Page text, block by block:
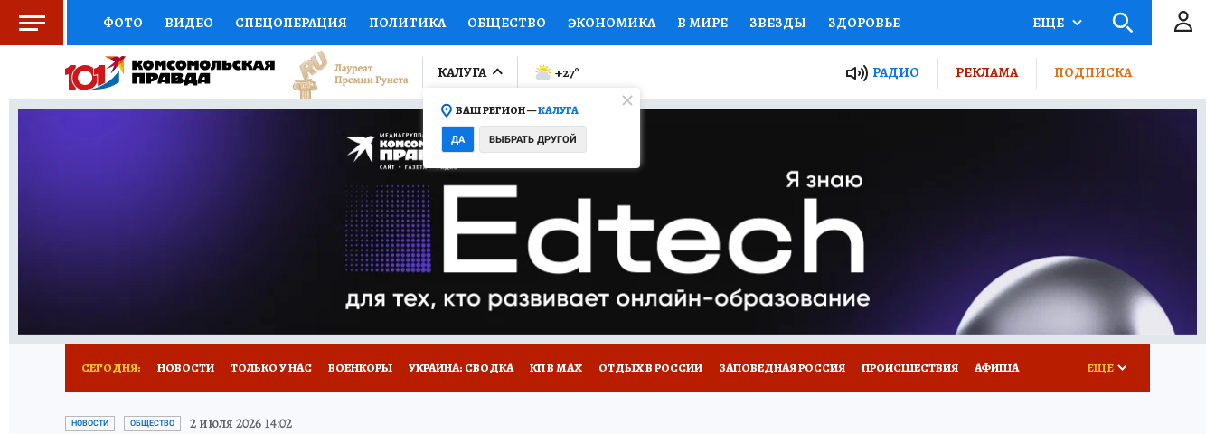
ФОТО ВИДЕО СПЕЦОПЕРАЦИЯ ПОЛИТИКА ОБЩЕСТВО ЭКОНОМИКА В МИРЕ ЗВЕЗДЫ ЗДОРОВЬЕ
СОЦПОДДЕРЖКА НАУКА СПОРТ КОЛУМНИСТЫ ПРОИСШЕСТВИЯ НАЦИОНАЛЬНЫЕ ПРОЕКТЫ РОССИИ
ВЫБОР ЭКСПЕРТОВ ДОКТОР ФИНАНСЫ ОТКРЫВАЕМ МИР Я ЗНАЮ СЕМЬЯ ЖЕНСКИЕ СЕКРЕТЫ ПУТЕВОДИТЕЛЬ
ПРОГНОЗЫ НА СПОРТ ПРОМОКОДЫ СЕРИАЛЫ
ТЕЛЕВИЗОР КОЛЛЕКЦИИ КОНКУРСЫ ГИД ПОТРЕБИТЕЛЯ
НОВОЕ НА САЙТЕ
ЕЩЕ
КАЛУГА
ВАШ РЕГИОН —КАЛУГА
ДА ВЫБРАТЬ ДРУГОЙ
+27° РАДИО РЕКЛАМА ПОДПИСКА
СЕГОДНЯ: НОВОСТИ ТОЛЬКО У НАС ВОЕНКОРЫ УКРАИНА: СВОДКА КП В МАХ ОТДЫХ В РОССИИ ЗАПОВЕДНАЯ РОССИЯ ПРОИСШЕСТВИЯ АФИША
ИСПЫТАНО НА СЕБЕ
ЕЩЕ
НОВОСТИ ОБЩЕСТВО 2 июля 2026 14:02